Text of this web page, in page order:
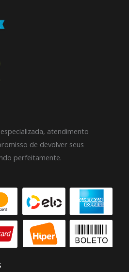
atendimento
de devolver seus
perfeitamente.